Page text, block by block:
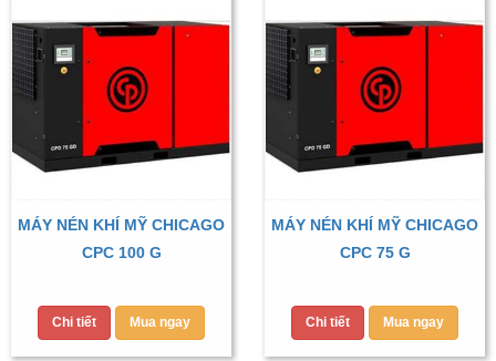
MÁY NÉN KHÍ MỸ CHICAGO
CPC 100 G
Chi tiết Mua ngay
MÁY NÉN KHÍ MỸ CHICAGO
CPC 75 G
Chi tiết Mua ngay